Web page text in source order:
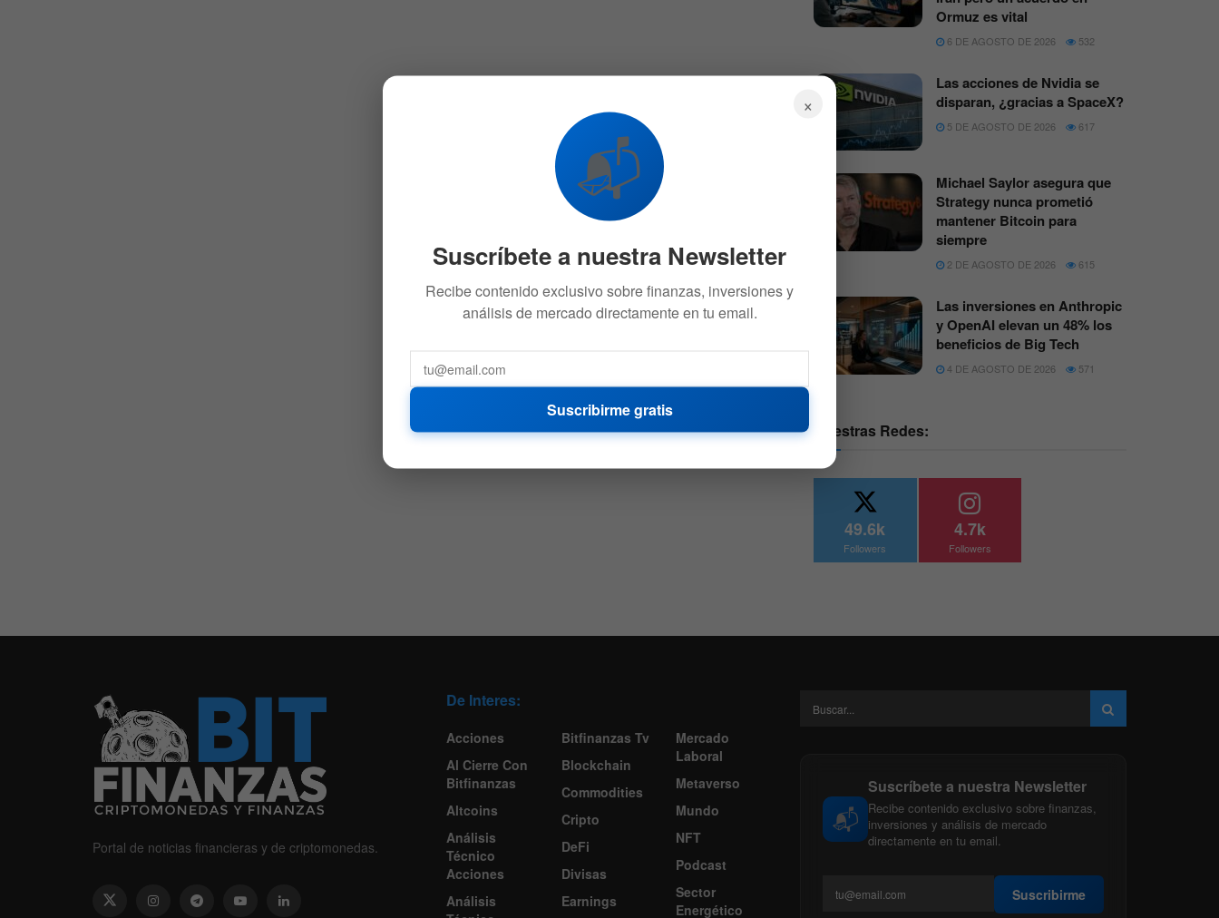
Ormuz es vital
6 DE AGOSTO DE 2026 532
Las acciones de Nvidia se
disparan, ¿gracias a SpaceX?
5 DE AGOSTO DE 2026 617
Michael Saylor asegura que
Strategy nunca prometió
mantener Bitcoin para
siempre
2 DE AGOSTO DE 2026 615
Las inversiones en Anthropic
y OpenAI elevan un 48% los
beneficios de Big Tech
4 DE AGOSTO DE 2026 571
Nuestras Redes:
49.6k
Followers
4.7k
Followers
Portal de noticias financieras y de criptomonedas.
De Interes:
Acciones
Al Cierre Con
Bitfinanzas
Altcoins
Análisis
Técnico
Acciones
Análisis
Bitfinanzas Tv
Blockchain
Commodities
Cripto
DeFi
Divisas
Earnings
Mercado
Laboral
Metaverso
Mundo
NFT
Podcast
Sector
Energético
📬
Suscríbete a nuestra Newsletter
Recibe contenido exclusivo sobre finanzas,
inversiones y análisis de mercado
directamente en tu email.
Suscribirme
×
📬
Suscríbete a nuestra Newsletter
Recibe contenido exclusivo sobre finanzas, inversiones y
análisis de mercado directamente en tu email.
Suscribirme gratis